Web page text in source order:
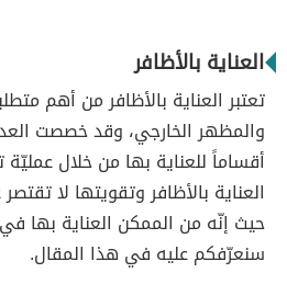
العناية بالأظافر
تعتبر العناية بالأظافر من أهم
والمظهر الخارجي، وقد خصصت
أقساماً للعناية بها من خلال
العناية بالأظافر وتقويتها لا
حيث إنّه من الممكن العناية بها
سنعرّفكم عليه في هذا المقال.